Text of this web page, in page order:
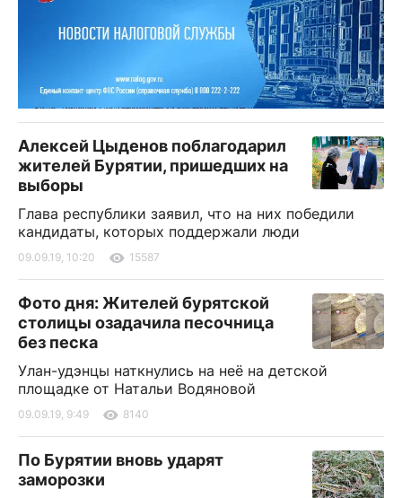
Алексей Цыденов поблагодарил
жителей Бурятии, пришедших на
выборы
Глава республики заявил, что на них победили
кандидаты, которых поддержали люди
09.09.19, 10:20 15587
Фото дня: Жителей бурятской
столицы озадачила песочница
без песка
Улан-удэнцы наткнулись на неё на детской
площадке от Натальи Водяновой
09.09.19, 9:49 8140
По Бурятии вновь ударят
заморозки